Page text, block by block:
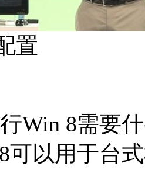
置
8需要什
可以用于台